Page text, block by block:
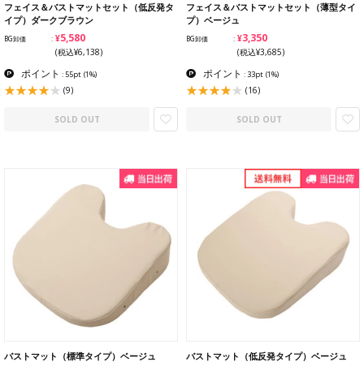
フェイス＆バストマットセット（低反発タ
イプ）ダークブラウン
BG卸価 ¥5,580
(税込¥6,138)
ポイント : 55pt (1%)
(9)
SOLD OUT
フェイス＆バストマットセット（薄型タイ
プ）ベージュ
BG卸価 ¥3,350
(税込¥3,685)
ポイント : 33pt (1%)
(16)
SOLD OUT
バストマット（標準タイプ）ベージュ バストマット（低反発タイプ）ベージュ